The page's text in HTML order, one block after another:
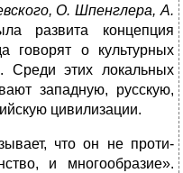
О. Шпенглера, А.
развита концепция
говорят о культурных
Среди этих локальных
западную, русскую,
цивилизации.
что он не проти­
и многообразие».